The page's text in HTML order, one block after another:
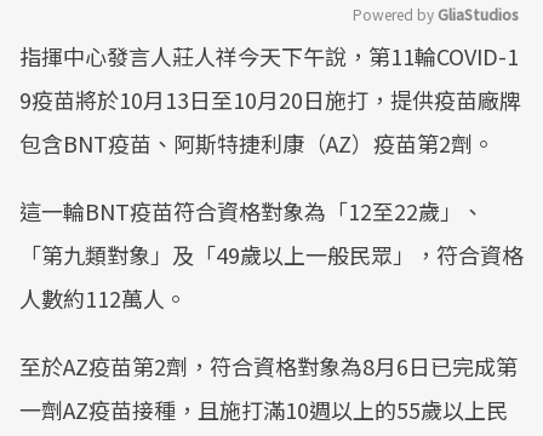
Mute
Powered by GliaStudios
指揮中心發言人莊人祥今天下午說，第11輪COVID-1
9疫苗將於10月13日至10月20日施打，提供疫苗廠牌
包含BNT疫苗、阿斯特捷利康（AZ）疫苗第2劑。
這一輪BNT疫苗符合資格對象為「12至22歲」、
「第九類對象」及「49歲以上一般民眾」，符合資格
人數約112萬人。
至於AZ疫苗第2劑，符合資格對象為8月6日已完成第
一劑AZ疫苗接種，且施打滿10週以上的55歲以上民